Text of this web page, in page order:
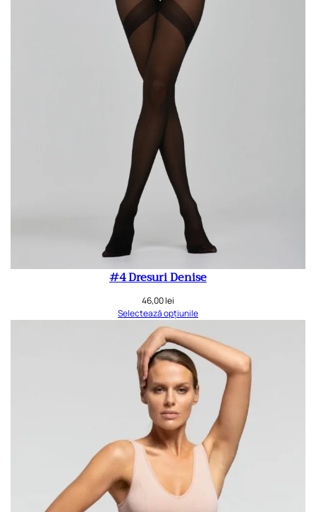
#4 Dresuri Denise
46,00lei
Selectează opțiunile